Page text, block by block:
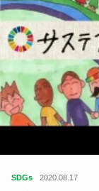
SDGs 2020.08.17